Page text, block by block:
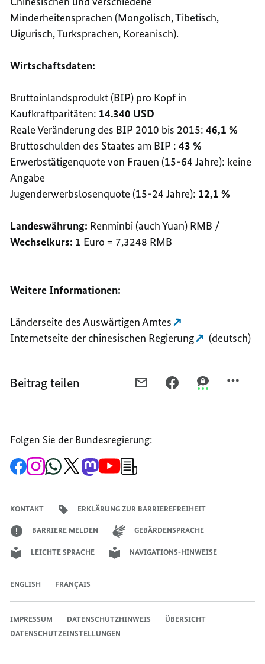
Minderheitensprachen (Mongolisch, Tibetisch,
Uigurisch, Turksprachen, Koreanisch).
Wirtschaftsdaten:
Bruttoinlandsprodukt (BIP) pro Kopf in
Kaufkraftparitäten: 14.340 USD
Reale Veränderung des BIP 2010 bis 2015:46,1 %
Bruttoschulden des Staates am BIP :43 %
Erwerbstätigenquote von Frauen (15-64 Jahre): keine
Angabe
Jugenderwerbslosenquote (15-24 Jahre): 12,1 %
Landeswährung: Renminbi (auch Yuan) RMB /
Wechselkurs: 1 Euro = 7,3248 RMB
Weitere Informationen:
Länderseite des Auswärtigen Amtes
Internetseite der chinesischen Regierung
(deutsch)
Beitrag teilen
MAIL
CHINA
TEILEN, TEILEN,
Folgen Sie der Bundesregierung:
Zur
Facebook-
Zum
Instagram-
Zum
WhatsApp-
Zum
X-
Zum
Mastodon-
Zum
YouTube-Anmeldung
KONTAKT ERKLÄRUNG ZUR BARRIEREFREIHEIT
BARRIERE MELDEN GEBÄRDENSPRACHE
LEICHTE SPRACHE NAVIGATIONS-HINWEISE
ENGLISH FRANÇAIS
IMPRESSUM DATENSCHUTZHINWEIS
ÜBERSICHT
DATENSCHUTZEINSTELLUNGEN